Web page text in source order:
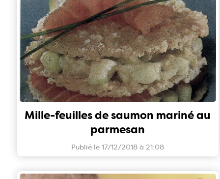
Mille-feuilles de saumon mariné au
parmesan
Publié le 17/12/2018 à 21:08